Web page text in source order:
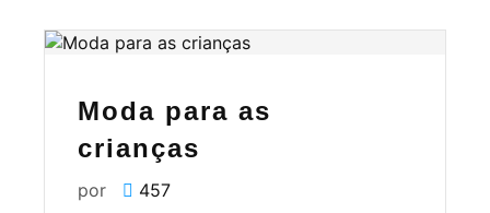
Moda para as
crianças
por 457